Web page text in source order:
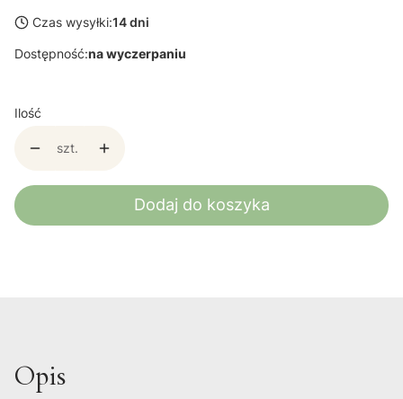
Czas wysyłki:14 dni
Dostępność:na wyczerpaniu
Ilość
szt.
Dodaj do koszyka
Opis